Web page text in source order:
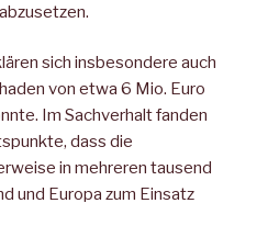
sich insbesondere auch
von etwa 6 Mio. Euro
Im Sachverhalt fanden
dass die
in mehreren tausend
und Europa zum Einsatz